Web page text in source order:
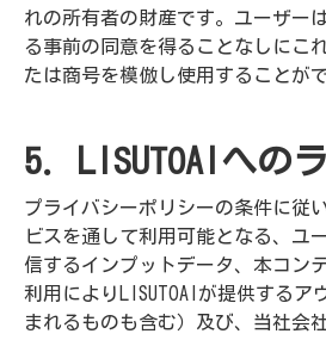
れの所有者の財産です。ユーザー
る事前の同意を得ることなしにこ
たは商号を模倣し使用することが
5. LISUTOAIへの
プライバシーポリシーの条件に従
ビスを通して利用可能となる、ユ
信するインプットデータ、本コン
利用によりLISUTOAIが提供するア
まれるものも含む）及び、当社会